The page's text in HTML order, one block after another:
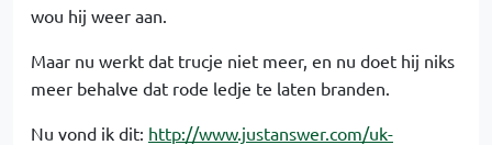
wou hij weer aan.
Maar nu werkt dat trucje niet meer, en nu doet hij niks
meer behalve dat rode ledje te laten branden.
Nu vond ik dit: http://www.justanswer.com/uk-